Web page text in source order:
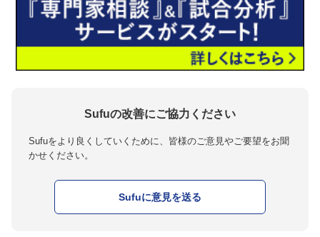
Sufuの改善にご協力ください
Sufuをより良くしていくために、皆様のご意見やご要望をお聞
かせください。
Sufuに意見を送る